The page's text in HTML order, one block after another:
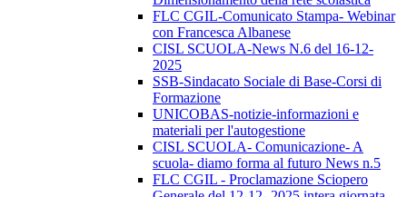
FLC CGIL-Comunicato Stampa- Webinar
con Francesca Albanese
CISL SCUOLA-News N.6 del 16-12-
2025
SSB-Sindacato Sociale di Base-Corsi di
Formazione
UNICOBAS-notizie-informazioni e
materiali per l'autogestione
CISL SCUOLA- Comunicazione- A
scuola- diamo forma al futuro News n.5
FLC CGIL - Proclamazione Sciopero